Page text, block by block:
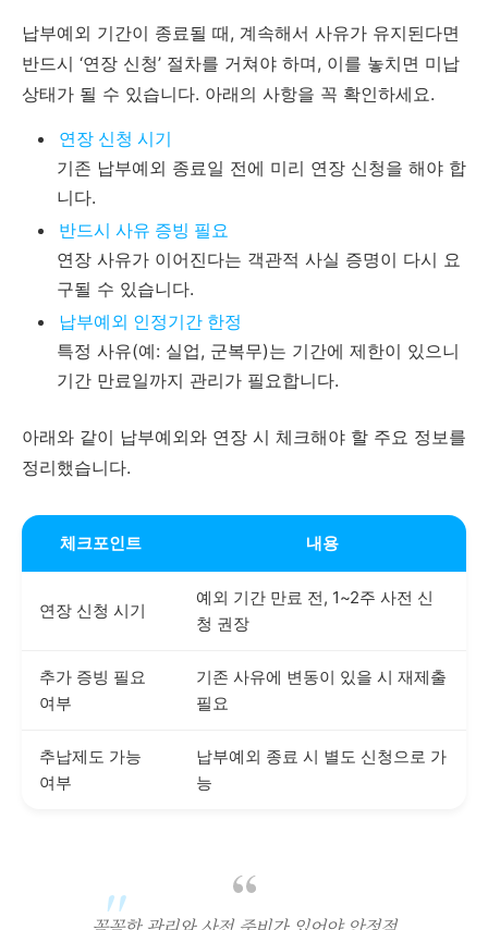
납부예외 기간이 종료될 때, 계속해서 사유가 유지된다면
반드시 ‘연장 신청’ 절차를 거쳐야 하며, 이를 놓치면 미납
상태가 될 수 있습니다. 아래의 사항을 꼭 확인하세요.
연장 신청 시기
기존 납부예외 종료일 전에 미리 연장 신청을 해야 합
니다.
반드시 사유 증빙 필요
연장 사유가 이어진다는 객관적 사실 증명이 다시 요
구될 수 있습니다.
납부예외 인정기간 한정
특정 사유(예: 실업, 군복무)는 기간에 제한이 있으니
기간 만료일까지 관리가 필요합니다.
아래와 같이 납부예외와 연장 시 체크해야 할 주요 정보를
정리했습니다.
체크포인트 내용
연장 신청 시기
예외 기간 만료 전, 1~2주 사전 신
청 권장
추가 증빙 필요
여부
기존 사유에 변동이 있을 시 재제출
필요
추납제도 가능
여부
납부예외 종료 시 별도 신청으로 가
능